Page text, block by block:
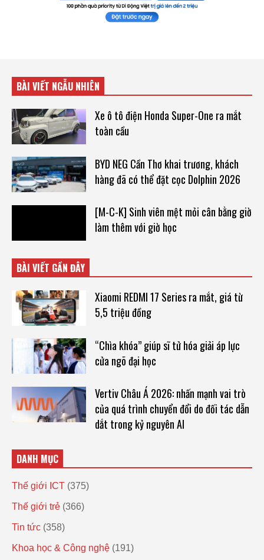
BÀI VIẾT NGẪU NHIÊN
Xe ô tô điện Honda Super-One ra mắt
toàn cầu
BYD NEG Cần Thơ khai trương, khách
hàng đã có thể đặt cọc Dolphin 2026
[M-C-K] Sinh viên mệt mỏi cân bằng giờ
làm thêm với giờ học
BÀI VIẾT GẦN ĐÂY
Xiaomi REDMI 17 Series ra mắt, giá từ
5,5 triệu đồng
“Chìa khóa” giúp sĩ tử hóa giải áp lực
cửa ngõ đại học
Vertiv Châu Á 2026: nhấn mạnh vai trò
của quá trình chuyển đổi do đối tác dẫn
dắt trong kỷ nguyên AI
DANH MỤC
Thế giới ICT (375)
Thế giới trẻ (366)
Tin tức (358)
Khoa học & Công nghệ (191)